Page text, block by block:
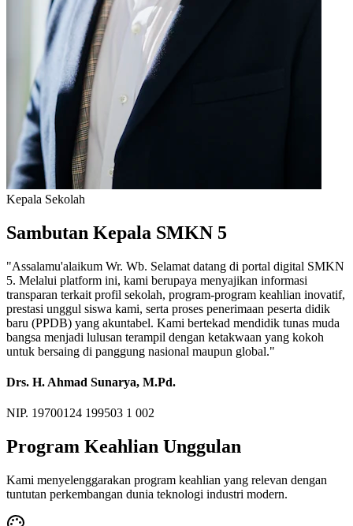
Kepala Sekolah
Sambutan Kepala SMKN 5
"Assalamu'alaikum Wr. Wb. Selamat datang di portal digital SMKN
5. Melalui platform ini, kami berupaya menyajikan informasi
transparan terkait profil sekolah, program-program keahlian inovatif,
prestasi unggul siswa kami, serta proses penerimaan peserta didik
baru (PPDB) yang akuntabel. Kami bertekad mendidik tunas muda
bangsa menjadi lulusan terampil dengan ketakwaan yang kokoh
untuk bersaing di panggung nasional maupun global."
Drs. H. Ahmad Sunarya, M.Pd.
NIP. 19700124 199503 1 002
Program Keahlian Unggulan
Kami menyelenggarakan program keahlian yang relevan dengan
tuntutan perkembangan dunia teknologi industri modern.